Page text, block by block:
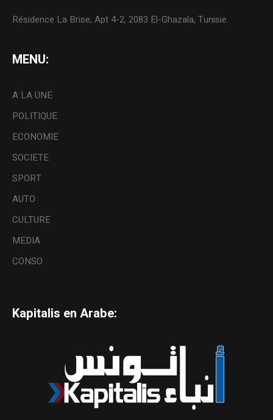
Résidence La Brise, Apt 4-2, 2083 El-Ghazala, Tunisie.
MENU:
A LA UNE
POLITIQUE
ECONOMIE
SOCIETE
SPORT
AUTO
CULTURE
MEDIA
CONSO
Kapitalis en Arabe: